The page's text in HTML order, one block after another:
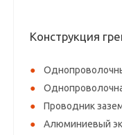
Конструкция
Проводник
Алюминиевый